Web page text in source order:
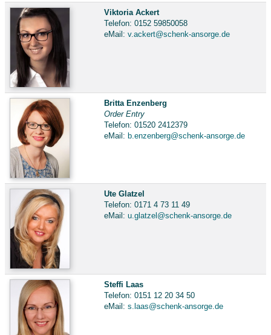
Viktoria Ackert
Telefon: 0152 59850058
eMail: v.ackert@schenk-ansorge.de
Britta Enzenberg
Order Entry
Telefon: 01520 2412379
eMail: b.enzenberg@schenk-ansorge.de
Ute Glatzel
Telefon: 0171 4 73 11 49
eMail: u.glatzel@schenk-ansorge.de
Steffi Laas
Telefon: 0151 12 20 34 50
eMail: s.laas@schenk-ansorge.de